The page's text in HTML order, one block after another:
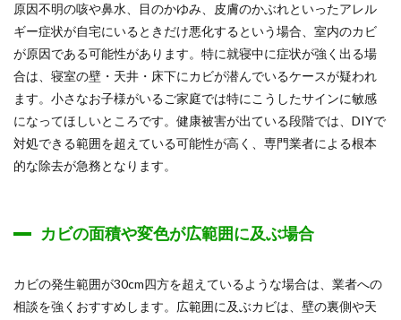
原因不明の咳や鼻水、目のかゆみ、皮膚のかぶれといったアレル
ギー症状が自宅にいるときだけ悪化するという場合、室内のカビ
が原因である可能性があります。特に就寝中に症状が強く出る場
合は、寝室の壁・天井・床下にカビが潜んでいるケースが疑われ
ます。小さなお子様がいるご家庭では特にこうしたサインに敏感
になってほしいところです。健康被害が出ている段階では、DIYで
対処できる範囲を超えている可能性が高く、専門業者による根本
的な除去が急務となります。
カビの面積や変色が広範囲に及ぶ場合
カビの発生範囲が30cm四方を超えているような場合は、業者への
相談を強くおすすめします。広範囲に及ぶカビは、壁の裏側や天